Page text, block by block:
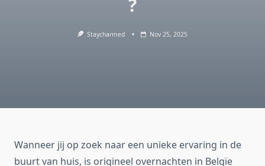
?
Staycharmed Nov 25, 2025
Wanneer jij op zoek naar een unieke ervaring in de
buurt van huis, is origineel overnachten in Belgïe